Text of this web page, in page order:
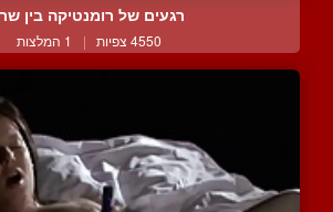
רגעים של רומנטיקה בין
4550 צפיות | 1 המלצות